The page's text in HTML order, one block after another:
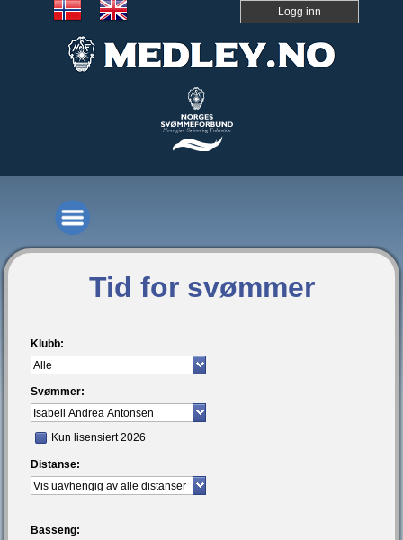
Logg inn
Tid for svømmer
Klubb:
Svømmer:
Kun lisensiert 2026
Distanse:
Basseng: